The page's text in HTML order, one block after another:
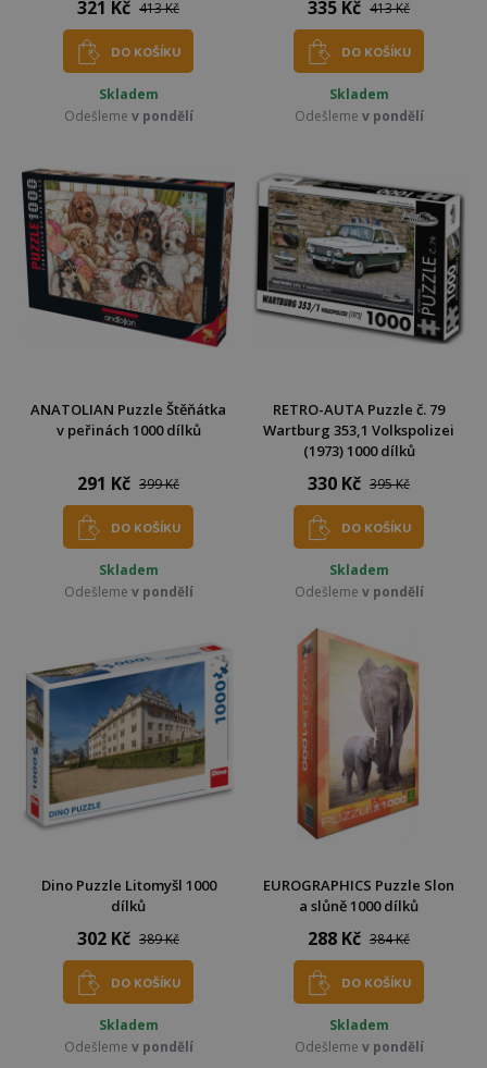
321 Kč 413 Kč
DO KOŠÍKU
Skladem
Odešleme v pondělí
335 Kč 413 Kč
DO KOŠÍKU
Skladem
Odešleme v pondělí
ANATOLIAN Puzzle Štěňátka
v peřinách 1000 dílků
291 Kč 399 Kč
DO KOŠÍKU
Skladem
Odešleme v pondělí
RETRO-AUTA Puzzle č. 79
Wartburg 353,1 Volkspolizei
(1973) 1000 dílků
330 Kč 395 Kč
DO KOŠÍKU
Skladem
Odešleme v pondělí
Dino Puzzle Litomyšl 1000
dílků
302 Kč 389 Kč
DO KOŠÍKU
Skladem
Odešleme v pondělí
EUROGRAPHICS Puzzle Slon
a slůně 1000 dílků
288 Kč 384 Kč
DO KOŠÍKU
Skladem
Odešleme v pondělí